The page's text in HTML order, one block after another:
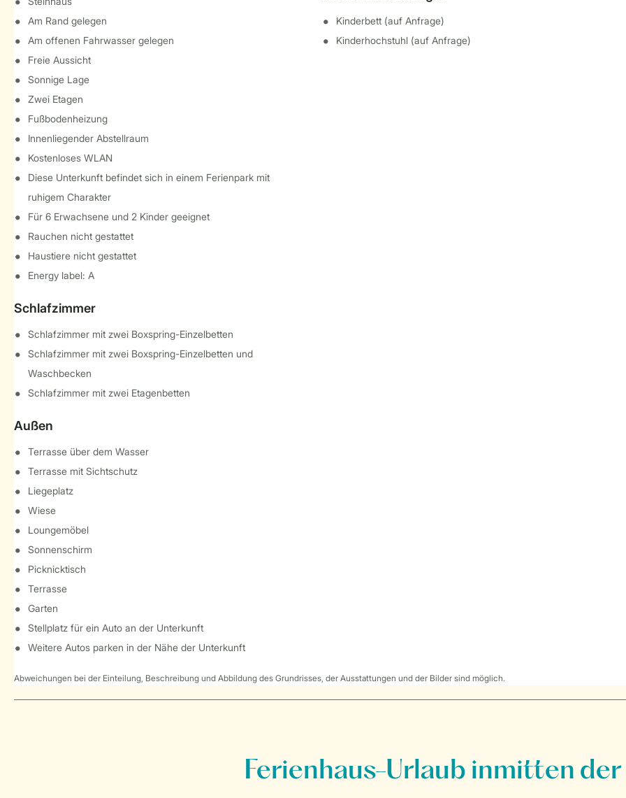
Am Rand gelegen
Am offenen Fahrwasser gelegen
Freie Aussicht
Sonnige Lage
Zwei Etagen
Fußbodenheizung
Innenliegender Abstellraum
Kostenloses WLAN
Diese Unterkunft befindet sich in einem Ferienpark mit
ruhigem Charakter
Für 6 Erwachsene und 2 Kinder geeignet
Rauchen nicht gestattet
Haustiere nicht gestattet
Energy label: A
Schlafzimmer
Schlafzimmer mit zwei Boxspring-Einzelbetten
Schlafzimmer mit zwei Boxspring-Einzelbetten und
Waschbecken
Schlafzimmer mit zwei Etagenbetten
Außen
Terrasse über dem Wasser
Terrasse mit Sichtschutz
Liegeplatz
Wiese
Loungemöbel
Sonnenschirm
Picknicktisch
Terrasse
Garten
Stellplatz für ein Auto an der Unterkunft
Weitere Autos parken in der Nähe der Unterkunft
Kinderbett (auf Anfrage)
Kinderhochstuhl (auf Anfrage)
Abweichungen bei der Einteilung, Beschreibung und Abbildung des Grundrisses, der Ausstattungen und der Bilder sind möglich.
Ferienhaus-Urlaub inmitten